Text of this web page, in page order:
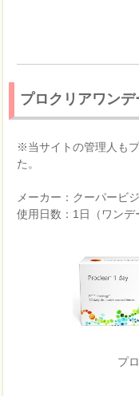
プロクリアワンデ
※当サイトの管理人も
た。
メーカー：クーパービ
使用日数：1日（ワンデ
プ